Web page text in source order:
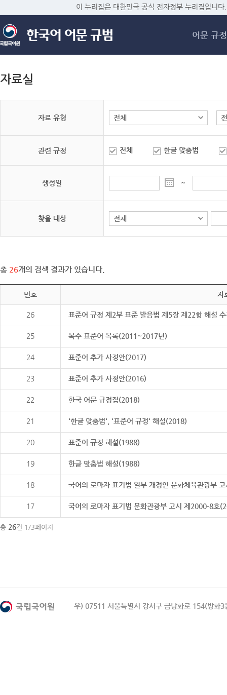
메
이 누리집은 대한민국 공식 전자정부 누리집입니다.
어문 규정
자료실
자료 유형
관련 규정 전체 한글 맞춤법
생성일 ~
찾을 대상
총 26개의 검색 결과가 있습니다.
번호 자
26 표준어 규정 제2부 표준 발음법 제5장 제22항 해설
25 복수 표준어 목록(2011~2017년)
24 표준어 추가 사정안(2017)
23 표준어 추가 사정안(2016)
22 한국 어문 규정집(2018)
21 '한글 맞춤법', '표준어 규정' 해설(2018)
20 표준어 규정 해설(1988)
19 한글 맞춤법 해설(1988)
18 국어의 로마자 표기법 일부 개정안 문화체육관광부
17 국어의 로마자 표기법 문화관광부 고시 제2000-8호
총 26건 1/3페이지
우) 07511 서울특별시 강서구 금낭화로 154(방화3